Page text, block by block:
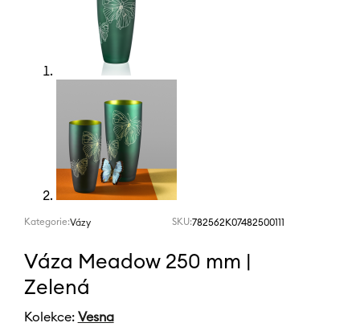
Kategorie:Vázy SKU:782562K07482500111
Váza Meadow 250 mm |
Zelená
Kolekce: Vesna